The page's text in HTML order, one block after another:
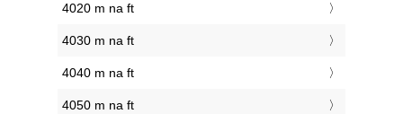
4020 m na ft
4030 m na ft
4040 m na ft
4050 m na ft